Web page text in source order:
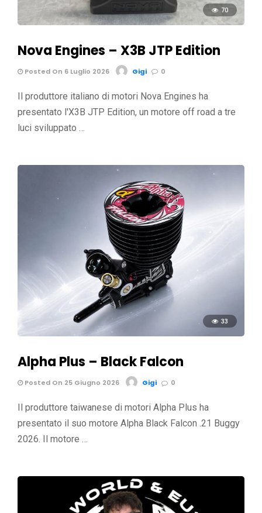
70
Nova Engines – X3B JTP Edition
Posted On 6 Luglio 2026 Gigi 0
Il produttore italiano di motori Nova Engines ha
presentato l'X3B JTP Edition, un motore off road a tre
luci sviluppato …
33
Alpha Plus – Black Falcon
Posted On 25 Giugno 2026 Gigi 0
Il produttore taiwanese di motori Alpha Plus ha
presentato il suo motore Alpha Black Falcon .21 Buggy
2026. Il motore …